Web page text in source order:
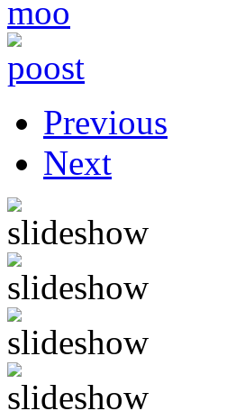
Previous
Next